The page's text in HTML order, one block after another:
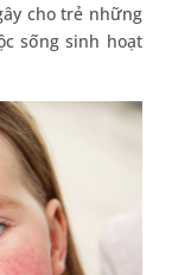
cho trẻ những
sống sinh hoạt